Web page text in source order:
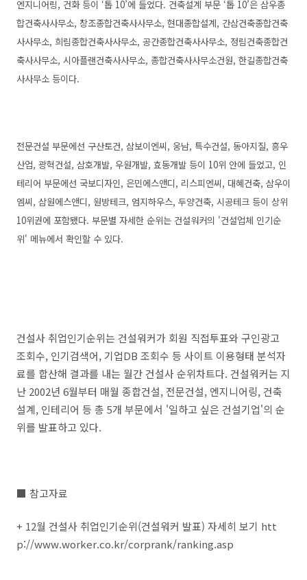
엔지니어링, 건화 등이 ‘톱 10’에 들었다. 건축설계 부문 ‘톱 10’은 삼우종
합건축사사무소, 창조종합건축사사무소, 현대종합설계, 간삼건축종합건축
사사무소, 희림종합건축사사무소, 공간종합건축사사무소, 정림건축종합건
축사사무소, 시아플랜건축사사무소, 종합건축사사무소건원, 한길종합건축
사사무소 등이다.
전문건설 부문에선 구산토건, 삼보이엔씨, 웅남, 특수건설, 동아지질, 흥우
산업, 광혁건설, 삼호개발, 우원개발, 효동개발 등이 10위 안에 들었고, 인
테리어 부문에선 국보디자인, 은민에스앤디, 리스피엔씨, 대혜건축, 삼우이
엠씨, 삼원에스앤디, 원방테크, 엄지하우스, 두양건축, 시공테크 등이 상위
10위권에 포함됐다. 부문별 자세한 순위는 건설워커의 '건설업체 인기순
위' 메뉴에서 확인할 수 있다.
건설사 취업인기순위는 건설워커가 회원 직접투표와 구인광고
조회수, 인기검색어, 기업DB 조회수 등 사이트 이용형태 분석자
료를 합산해 결과를 내는 월간 건설사 순위차트다. 건설워커는 지
난 2002년 6월부터 매월 종합건설, 전문건설, 엔지니어링, 건축
설계, 인테리어 등 총 5개 부문에서 '일하고 싶은 건설기업'의 순
위를 발표하고 있다.
■ 참고자료
+ 12월 건설사 취업인기순위(건설워커 발표) 자세히 보기 htt
p://www.worker.co.kr/corprank/ranking.asp